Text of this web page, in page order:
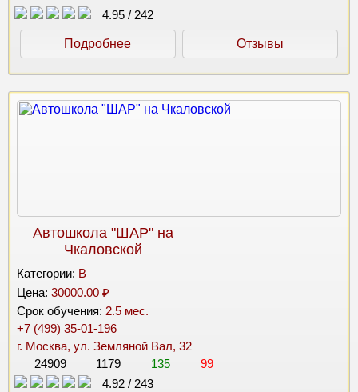
4.95 / 242
Подробнее Отзывы
Автошкола "ШАР" на
Чкаловской
Категории: B
Цена: 30000.00 ₽
Срок обучения: 2.5 мес.
+7 (499) 35-01-196
г. Москва, ул. Земляной Вал, 32
24909
1179 135
99
4.92 / 243